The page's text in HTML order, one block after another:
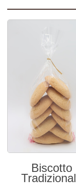
Biscotto
Nocciola